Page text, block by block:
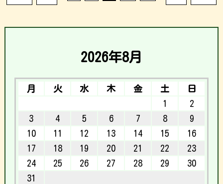
2026年8月
月 火 水 木 金 土
日
1
2
3
4 5 6 7 8
9
10
11 12 13 14 15
16
17
18 19 20 21 22
23
24
25 26 27 28 29
30
31